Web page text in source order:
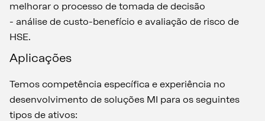
melhorar o processo de tomada de decisão
- análise de custo-benefício e avaliação de risco de
HSE.
Aplicações
Temos competência específica e experiência no
desenvolvimento de soluções MI para os seguintes
tipos de ativos: